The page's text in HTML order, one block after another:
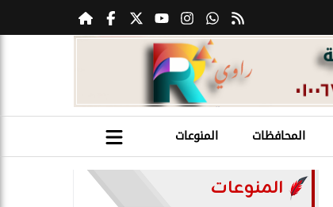
المحافظات المنوعات
المنوعات